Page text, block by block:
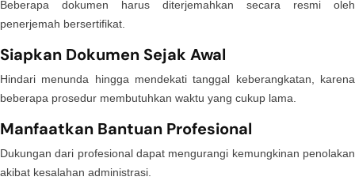
Beberapa dokumen harus diterjemahkan secara resmi oleh
penerjemah bersertifikat.
Siapkan Dokumen Sejak Awal
Hindari menunda hingga mendekati tanggal keberangkatan, karena
beberapa prosedur membutuhkan waktu yang cukup lama.
Manfaatkan Bantuan Profesional
Dukungan dari profesional dapat mengurangi kemungkinan penolakan
akibat kesalahan administrasi.